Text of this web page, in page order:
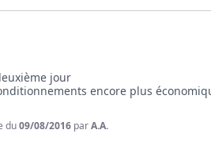
jour
encore plus
du09/08/2016 parA.A.